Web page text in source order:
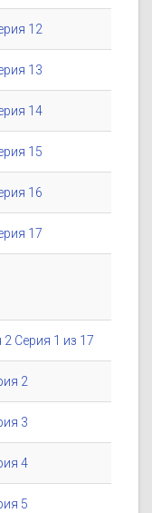
12
13
14
15
16
17
Серия 1 из 17
2
3
4
5